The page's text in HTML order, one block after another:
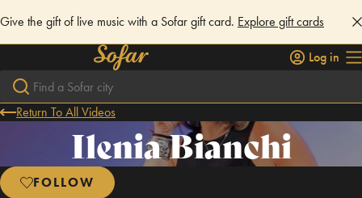
Give the gift of live music with a Sofar gift card. Explore gift cards
Log in
Return To All Videos
Ilenia Bianchi
FOLLOW